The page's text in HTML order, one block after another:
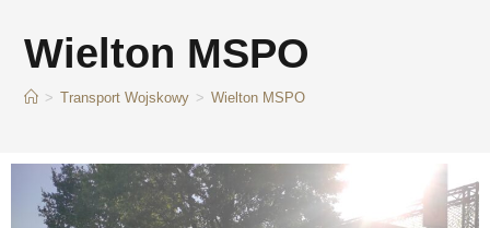
Wielton MSPO
> Transport Wojskowy > Wielton MSPO